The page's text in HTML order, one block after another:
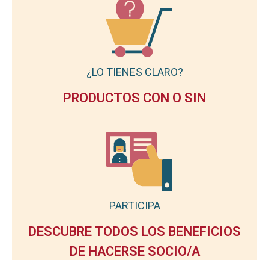
¿LO TIENES CLARO?
PRODUCTOS CON O SIN
PARTICIPA
DESCUBRE TODOS LOS BENEFICIOS
DE HACERSE SOCIO/A